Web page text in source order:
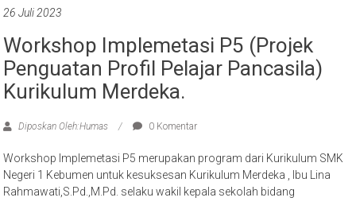
26 Juli 2023
Workshop Implemetasi P5 (Projek
Penguatan Profil Pelajar Pancasila)
Kurikulum Merdeka.
Diposkan Oleh:Humas 0 Komentar
Workshop Implemetasi P5 merupakan program dari Kurikulum SMK
Negeri 1 Kebumen untuk kesuksesan Kurikulum Merdeka , Ibu Lina
Rahmawati,S.Pd.,M.Pd. selaku wakil kepala sekolah bidang